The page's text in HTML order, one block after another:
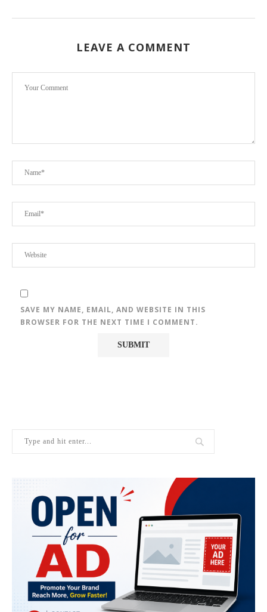
LEAVE A COMMENT
SAVE MY NAME, EMAIL, AND WEBSITE IN THIS
BROWSER FOR THE NEXT TIME I COMMENT.